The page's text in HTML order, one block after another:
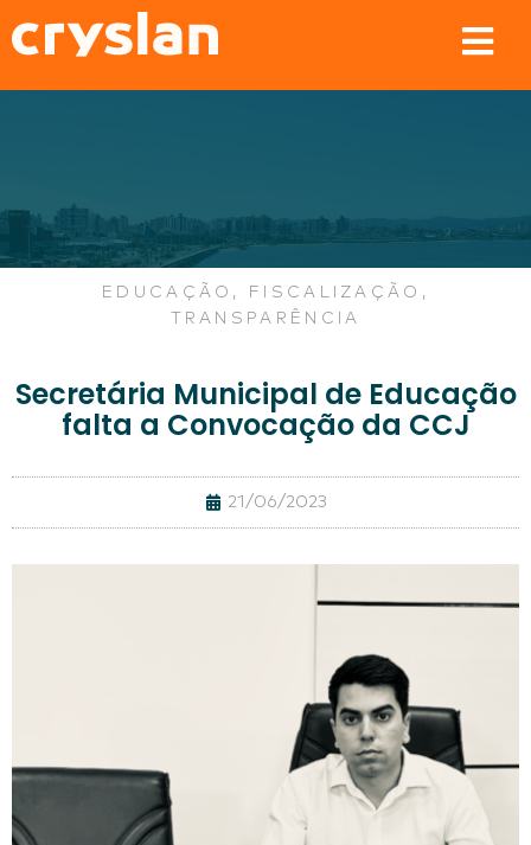
EDUCAÇÃO , FISCALIZAÇÃO ,
TRANSPARÊNCIA
Secretária Municipal de Educação
falta a Convocação da CCJ
21/06/2023